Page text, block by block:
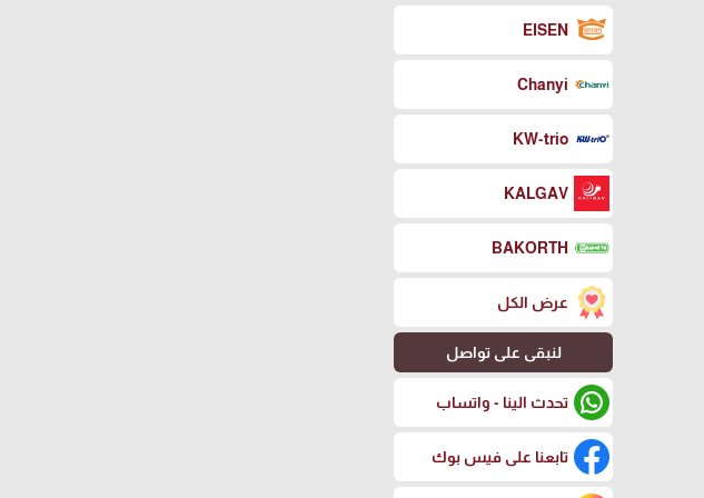
EISEN
Chanyi
KW-trio
KALGAV
BAKORTH
عرض الكل
لنبقى على تواصل
تحدث الينا - واتساب
تابعنا على فيس بوك